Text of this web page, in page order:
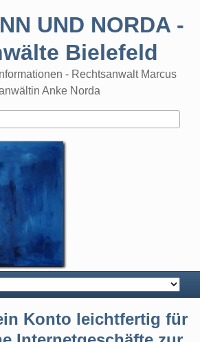
UND NORDA -
Bielefeld
- Rechtsanwalt Marcus
Anke Norda
Konto leichtfertig für